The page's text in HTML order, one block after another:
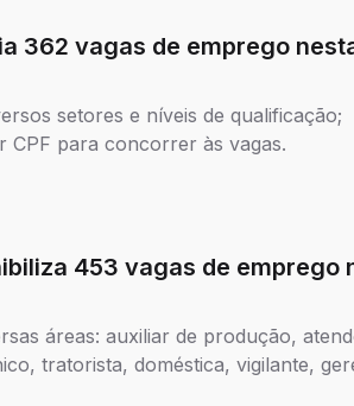
362 vagas de emprego
setores e níveis de qualificação;
CPF para concorrer às vagas.
453 vagas de emprego
áreas: auxiliar de produção,
tratorista, doméstica, vigilante,